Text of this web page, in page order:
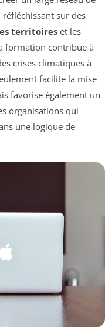
réfléchissant sur des
territoires et les
formation contribue à
crises climatiques à
facilite la mise
favorise également un
organisations qui
une logique de